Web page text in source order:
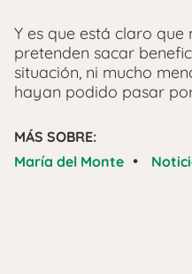
Y es que está claro
pretenden sacar
situación, ni mucho
hayan podido pasar
MÁS SOBRE:
María del Monte •